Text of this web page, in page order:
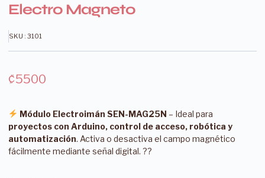
Electro Magneto
SKU : 3101
₡5500
Módulo Electroimán SEN-MAG25N – Ideal para
proyectos con Arduino, control de acceso, robótica y
automatización. Activa o desactiva el campo magnético
fácilmente mediante señal digital. ??